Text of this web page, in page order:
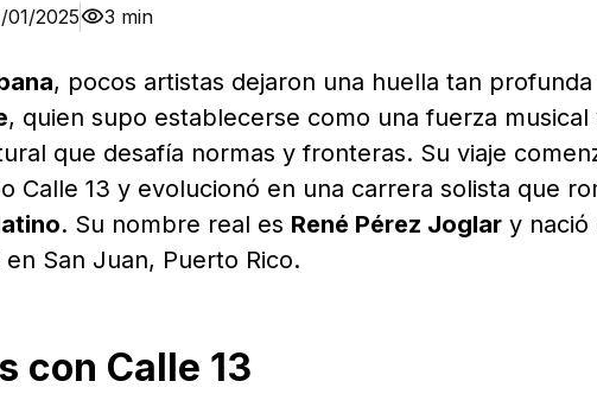
01/2025 3 min
, pocos artistas dejaron una huella tan
, quien supo establecerse como una fuerza
que desafía normas y fronteras. Su viaje
Calle 13 y evolucionó en una carrera solista que
. Su nombre real es René Pérez Joglar y nació
San Juan, Puerto Rico.
con Calle 13